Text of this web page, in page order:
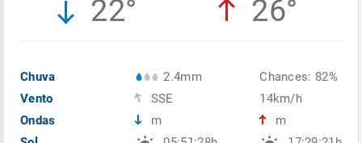
22° 26°
Chuva
Vento
Ondas
2.4mm
SSE
m
Chances: 82%
14km/h
m